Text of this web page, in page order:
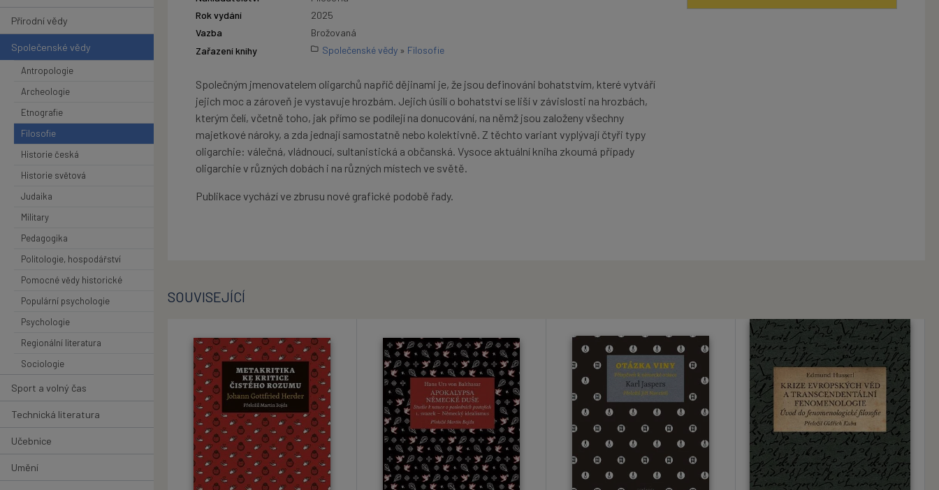
Přírodní vědy
Společenské vědy
Antropologie
Archeologie
Etnografie
Filosofie
Historie česká
Historie světová
Judaika
Military
Pedagogika
Politologie, hospodářství
Pomocné vědy historické
Populární psychologie
Psychologie
Regionální literatura
Sociologie
Sport a volný čas
Technická literatura
Učebnice
Umění
Rok vydání
2025
Vazba
Brožovaná
Zařazení knihy
Společenské vědy » Filosofie
Společným jmenovatelem oligarchů napříč dějinami je, že jsou definováni bohatstvím, které vytváří
jejich moc a zároveň je vystavuje hrozbám. Jejich úsilí o bohatství se liší v závislosti na hrozbách,
kterým čelí, včetně toho, jak přímo se podílejí na donucování, na němž jsou založeny všechny
majetkové nároky, a zda jednají samostatně nebo kolektivně. Z těchto variant vyplývají čtyři typy
oligarchie: válečná, vládnoucí, sultanistická a občanská. Vysoce aktuální kniha zkoumá případy
oligarchie v různých dobách i na různých místech ve světě.
Publikace vychází ve zbrusu nové grafické podobě řady.
SOUVISEJÍCÍ